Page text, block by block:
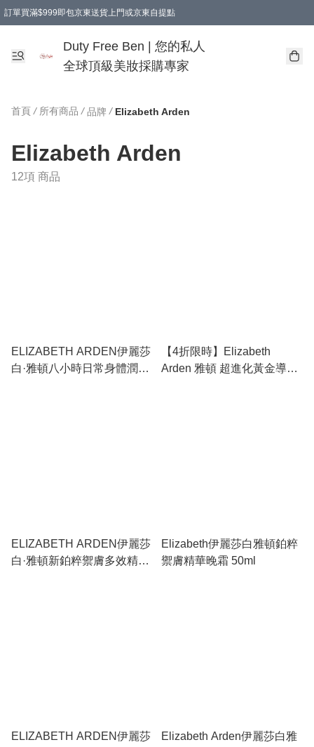
訂單買滿$999即包京東送貨上門或京東自提點
Duty Free Ben | 您的私人
全球頂級美妝採購專家
首頁 / 所有商品 / 品牌 / Elizabeth Arden
Elizabeth Arden
12項 商品
ELIZABETH ARDEN伊麗莎
白·雅頓八小時日常身體潤膚
【4折限時】Elizabeth
Arden 雅頓 超進化黃金導航
ELIZABETH ARDEN伊麗莎
白·雅頓新鉑粹禦膚多效精華
Elizabeth伊麗莎白雅頓鉑粹
禦膚精華晚霜 50ml
ELIZABETH ARDEN伊麗莎
Elizabeth Arden伊麗莎白雅